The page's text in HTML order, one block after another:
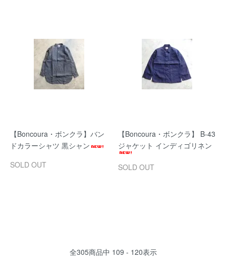
【Boncoura・ボンクラ】バン
ドカラーシャツ 黒シャン
SOLD OUT
【Boncoura・ボンクラ】 B-43
ジャケット インディゴリネン
SOLD OUT
全305商品中 109 - 120表示